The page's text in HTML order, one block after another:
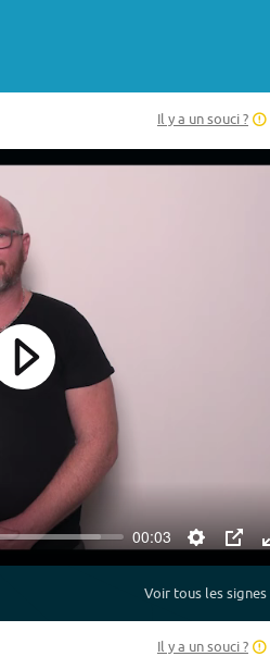
Il y a un souci ?
00:03
Settings
PIP
Play
Voir tous les signes
Il y a un souci ?